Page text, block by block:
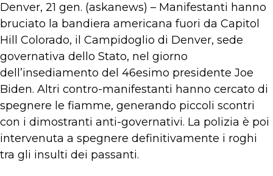
Denver, 21 gen. (askanews) – Manifestanti hanno
bruciato la bandiera americana fuori da Capitol
Hill Colorado, il Campidoglio di Denver, sede
governativa dello Stato, nel giorno
dell’insediamento del 46esimo presidente Joe
Biden. Altri contro-manifestanti hanno cercato di
spegnere le fiamme, generando piccoli scontri
con i dimostranti anti-governativi. La polizia è poi
intervenuta a spegnere definitivamente i roghi
tra gli insulti dei passanti.